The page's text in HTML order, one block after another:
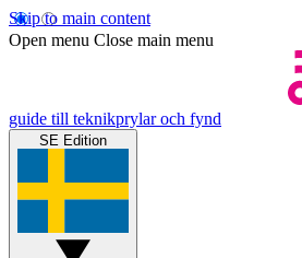
Skip to main content
Open menu Close main menu
guide till teknikprylar och fynd
SE Edition